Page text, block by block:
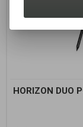
HORIZON DUO